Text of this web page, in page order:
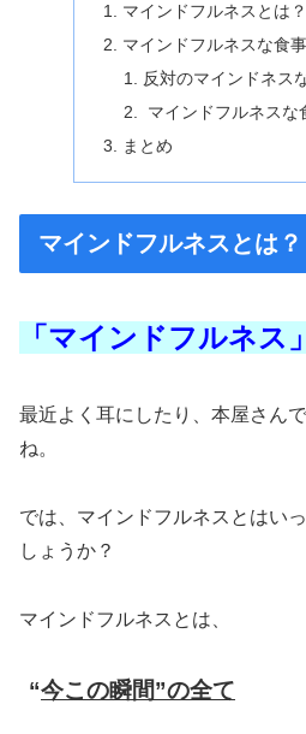
マインドフルネスとは？
マインドフルネスな食
反対のマインドネス
マインドフルネスな
まとめ
マインドフルネスとは？
「マインドフルネス」
最近よく耳にしたり、本屋さん
ね。
では、マインドフルネスとはい
しょうか？
マインドフルネスとは、
“今この瞬間”の全て